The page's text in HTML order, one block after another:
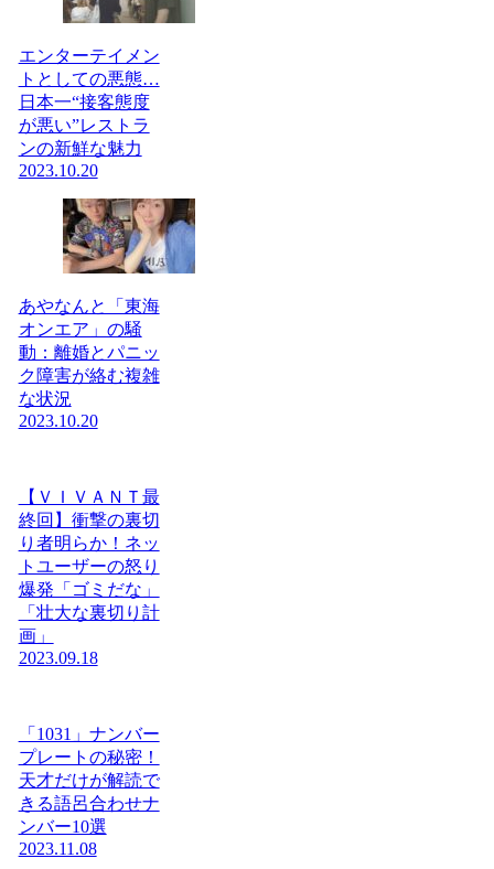
エンターテイメン
トとしての悪態…
日本一“接客態度
が悪い”レストラ
ンの新鮮な魅力
2023.10.20
あやなんと「東海
オンエア」の騒
動：離婚とパニッ
ク障害が絡む複雑
な状況
2023.10.20
【ＶＩＶＡＮＴ最
終回】衝撃の裏切
り者明らか！ネッ
トユーザーの怒り
爆発「ゴミだな」
「壮大な裏切り計
画」
2023.09.18
「1031」ナンバー
プレートの秘密！
天才だけが解読で
きる語呂合わせナ
ンバー10選
2023.11.08